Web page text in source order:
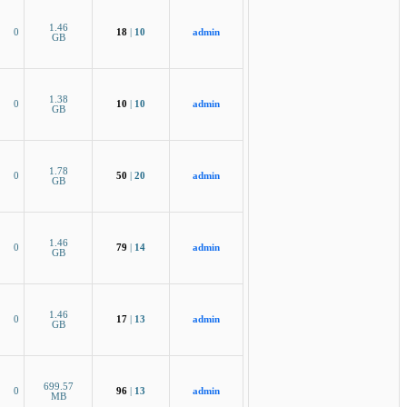
0
1.46
GB
18 10 admin
0
1.38
GB
10 10 admin
0
1.78
GB
50 20 admin
0
1.46
GB
79 14 admin
0
1.46
GB
17 13 admin
0
699.57
MB
96 13 admin